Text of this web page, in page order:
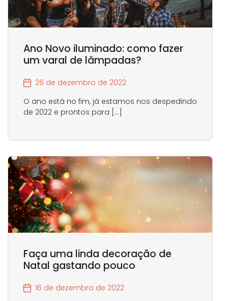
Ano Novo iluminado: como fazer
um varal de lâmpadas?
26 de dezembro de 2022
O ano está no fim, já estamos nos despedindo
de 2022 e prontos para […]
Faça uma linda decoração de
Natal gastando pouco
16 de dezembro de 2022